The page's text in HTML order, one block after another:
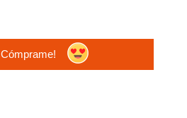
Cómprame!